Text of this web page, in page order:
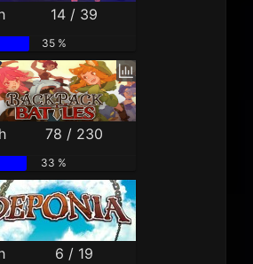
14 / 39
35 %
78 / 230
33 %
6 / 19